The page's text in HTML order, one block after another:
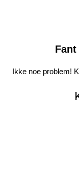
Ikke noe problem!